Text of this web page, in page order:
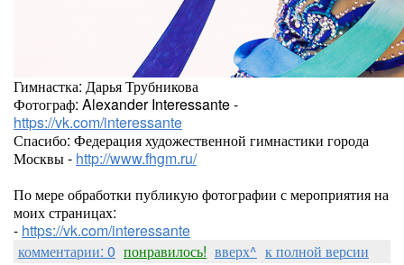
Гимнастка: Дарья Трубникова
Фотограф: Alexander Interessante -
https://vk.com/interessante
Спасибо: Федерация художественной гимнастики города
Москвы - http://www.fhgm.ru/
По мере обработки публикую фотографии с мероприятия на
моих страницах:
- https://vk.com/interessante
комментарии: 0 понравилось! вверх^ к полной версии